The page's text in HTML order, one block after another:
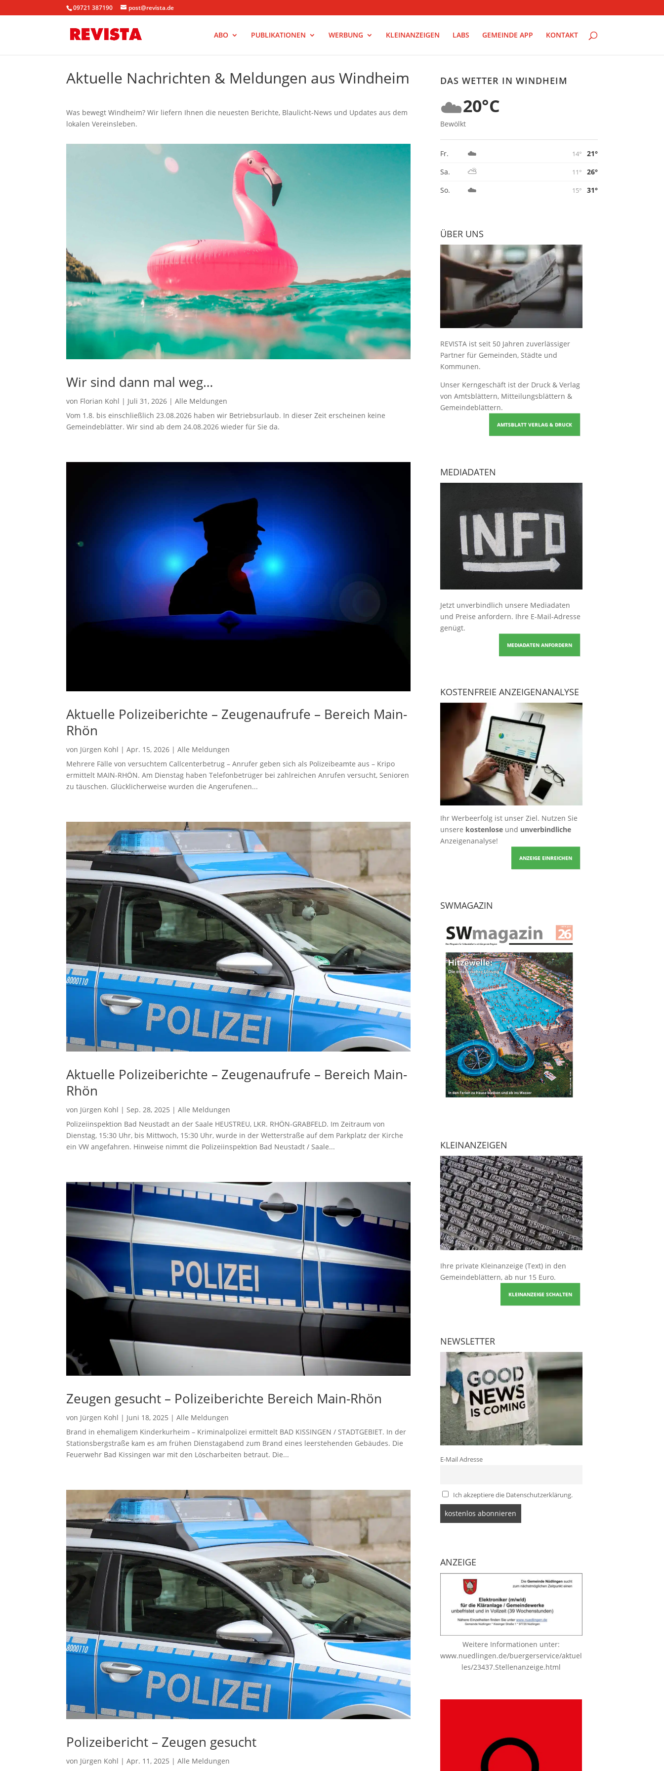
09721 387190 post@revista.de
ABO PUBLIKATIONEN WERBUNG KLEINANZEIGEN LABS GEMEINDE APP KONTAKT
Aktuelle Nachrichten & Meldungen aus Windheim
Was bewegt Windheim? Wir liefern Ihnen die neuesten Berichte, Blaulicht-News und Updates aus dem
lokalen Vereinsleben.
Wir sind dann mal weg…
von Florian Kohl | Juli 31, 2026 |Alle Meldungen
Vom 1.8. bis einschließlich 23.08.2026 haben wir Betriebsurlaub. In dieser Zeit erscheinen keine
Gemeindeblätter. Wir sind ab dem 24.08.2026 wieder für Sie da.
Aktuelle Polizeiberichte – Zeugenaufrufe – Bereich Main-
Rhön
von Jürgen Kohl |Apr. 15, 2026 |Alle Meldungen
Mehrere Fälle von versuchtem Callcenterbetrug – Anrufer geben sich als Polizeibeamte aus – Kripo
ermittelt MAIN-RHÖN. Am Dienstag haben Telefonbetrüger bei zahlreichen Anrufen versucht, Senioren
zu täuschen. Glücklicherweise wurden die Angerufenen...
Aktuelle Polizeiberichte – Zeugenaufrufe – Bereich Main-
Rhön
von Jürgen Kohl | Sep. 28, 2025 |Alle Meldungen
Polizeiinspektion Bad Neustadt an der Saale HEUSTREU, LKR. RHÖN-GRABFELD. Im Zeitraum von
Dienstag, 15:30 Uhr, bis Mittwoch, 15:30 Uhr, wurde in der Wetterstraße auf dem Parkplatz der Kirche
ein VW angefahren. Hinweise nimmt die Polizeiinspektion Bad Neustadt / Saale...
Zeugen gesucht – Polizeiberichte Bereich Main-Rhön
von Jürgen Kohl | Juni 18, 2025 |Alle Meldungen
Brand in ehemaligem Kinderkurheim – Kriminalpolizei ermittelt BAD KISSINGEN / STADTGEBIET. In der
Stationsbergstraße kam es am frühen Dienstagabend zum Brand eines leerstehenden Gebäudes. Die
Feuerwehr Bad Kissingen war mit den Löscharbeiten betraut. Die...
Polizeibericht – Zeugen gesucht
von Jürgen Kohl |Apr. 11, 2025 |Alle Meldungen
DAS WETTER IN WINDHEIM
☁️20°C
Bewölkt
Fr. ☁️ 14°
21°
Sa.
⛅ 11°
26°
So.
☁️ 15° 31°
ÜBER UNS
REVISTA ist seit 50 Jahren zuverlässiger
Partner für Gemeinden, Städte und
Kommunen.
Unser Kerngeschäft ist der Druck & Verlag
von Amtsblättern, Mitteilungsblättern &
Gemeindeblättern.
AMTSBLATT VERLAG & DRUCK
MEDIADATEN
Jetzt unverbindlich unsere Mediadaten
und Preise anfordern. Ihre E-Mail-Adresse
genügt.
MEDIADATEN ANFORDERN
KOSTENFREIE ANZEIGENANALYSE
Ihr Werbeerfolg ist unser Ziel. Nutzen Sie
unsere kostenloseund unverbindliche
Anzeigenanalyse!
ANZEIGE EINREICHEN
SWMAGAZIN
KLEINANZEIGEN
Ihre private Kleinanzeige (Text) in den
Gemeindeblättern, ab nur 15 Euro.
KLEINANZEIGE SCHALTEN
NEWSLETTER
E-Mail Adresse
Ich akzeptiere die Datenschutzerklärung.
ANZEIGE
Weitere Informationen unter:
www.nuedlingen.de/buergerservice/aktuel
les/23437.Stellenanzeige.html